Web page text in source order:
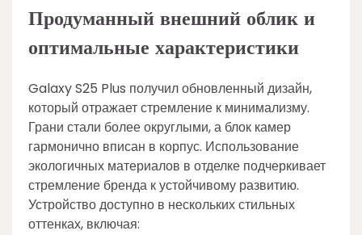
Продуманный внешний облик и
оптимальные характеристики
Galaxy S25 Plus получил обновленный дизайн,
который отражает стремление к минимализму.
Грани стали более округлыми, а блок камер
гармонично вписан в корпус. Использование
экологичных материалов в отделке подчеркивает
стремление бренда к устойчивому развитию.
Устройство доступно в нескольких стильных
оттенках, включая: